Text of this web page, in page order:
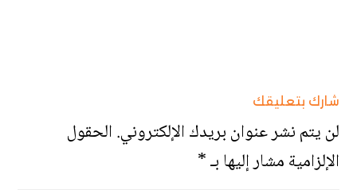
شارك بتعليقك
لن يتم نشر عنوان بريدك الإلكتروني.الحقول
الإلزامية مشار إليها بـ*